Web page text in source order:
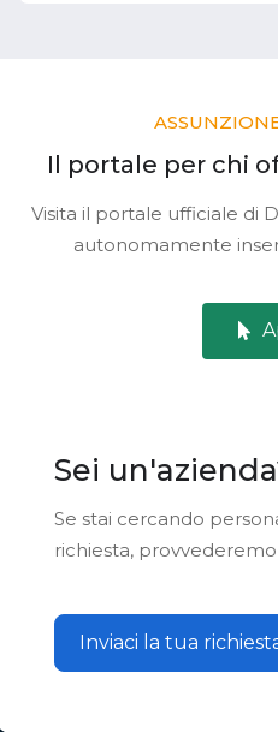
Il portale per chi
Visita il portale ufficiale di
autonomamente
Sei
Se stai cercando
richiesta,
Inviaci la tua